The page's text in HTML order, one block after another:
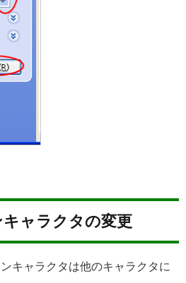
ャラクタの変更
キャラクタは他のキャラクタに